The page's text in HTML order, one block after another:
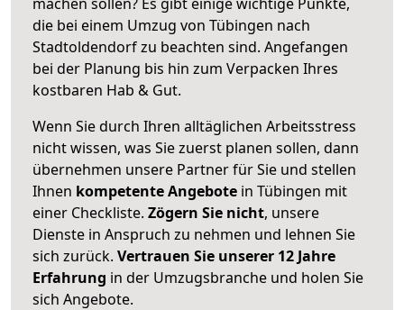
die bei einem Umzug von Tübingen nach
Stadtoldendorf zu beachten sind. Angefangen
bei der Planung bis hin zum Verpacken Ihres
kostbaren Hab & Gut.
Wenn Sie durch Ihren alltäglichen Arbeitsstress
nicht wissen, was Sie zuerst planen sollen, dann
übernehmen unsere Partner für Sie und stellen
Ihnen kompetente Angebote in Tübingen mit
einer Checkliste. Zögern Sie nicht, unsere
Dienste in Anspruch zu nehmen und lehnen Sie
sich zurück. Vertrauen Sie unserer 12 Jahre
Erfahrung in der Umzugsbranche und holen Sie
sich Angebote.